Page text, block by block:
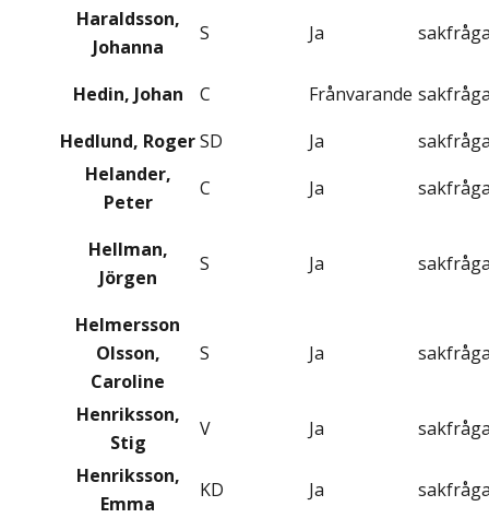
Haraldsson,
Johanna
S Ja
Hedin, Johan C Frånvarande
Hedlund, RogerSD Ja
Helander,
Peter
C Ja
Hellman,
Jörgen
S Ja
Helmersson
Olsson,
Caroline
S Ja
Henriksson,
Stig
V Ja
Henriksson,
Emma
KD Ja